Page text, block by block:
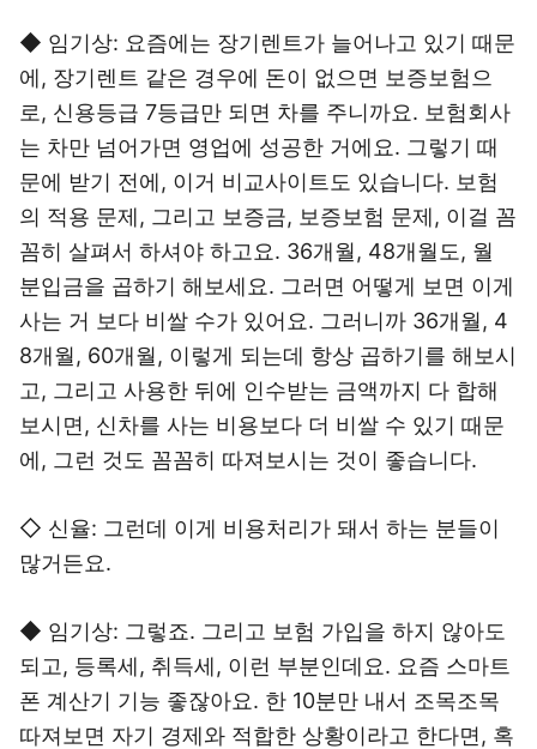
◆ 임기상: 요즘에는 장기렌트가 늘어나고 있기 때문
에, 장기렌트 같은 경우에 돈이 없으면 보증보험으
로, 신용등급 7등급만 되면 차를 주니까요. 보험회사
는 차만 넘어가면 영업에 성공한 거에요. 그렇기 때
문에 받기 전에, 이거 비교사이트도 있습니다. 보험
의 적용 문제, 그리고 보증금, 보증보험 문제, 이걸 꼼
꼼히 살펴서 하셔야 하고요. 36개월, 48개월도, 월
분입금을 곱하기 해보세요. 그러면 어떻게 보면 이게
사는 거 보다 비쌀 수가 있어요. 그러니까 36개월, 4
8개월, 60개월, 이렇게 되는데 항상 곱하기를 해보시
고, 그리고 사용한 뒤에 인수받는 금액까지 다 합해
보시면, 신차를 사는 비용보다 더 비쌀 수 있기 때문
에, 그런 것도 꼼꼼히 따져보시는 것이 좋습니다.
◇ 신율: 그런데 이게 비용처리가 돼서 하는 분들이
많거든요.
◆ 임기상: 그렇죠. 그리고 보험 가입을 하지 않아도
되고, 등록세, 취득세, 이런 부분인데요. 요즘 스마트
폰 계산기 기능 좋잖아요. 한 10분만 내서 조목조목
따져보면 자기 경제와 적합한 상황이라고 한다면, 혹